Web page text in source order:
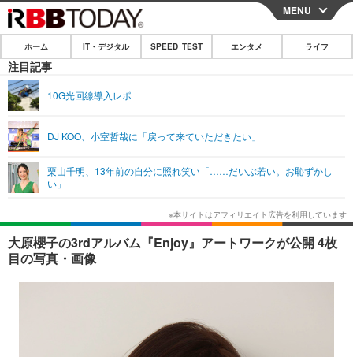
CLOSE
ホーム
IT・デジタル
ショッピング その他
SPEED TEST
エンタメ
エンタメTOP
韓国・芸能
音楽 スポーツ
ライフ
ライフTOP グルメ
ペット ショッピング
その他
リリース一覧
プッシュ通知の停止方法
MENU
ホーム IT・デジタル SPEED TEST エンタメ ライフ
注目記事
10G光回線導入レポ
DJ KOO、小室哲哉に「戻って来ていただきたい」
栗山千明、13年前の自分に照れ笑い「……だいぶ若い。お恥ずかし
い」
大原櫻子の3rdアルバム『Enjoy』アートワークが公開 4枚
目の写真・画像